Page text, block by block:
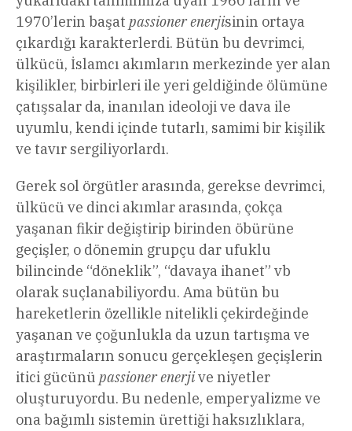
1970’lerin başat passioner enerjisinin ortaya
çıkardığı karakterlerdi. Bütün bu devrimci,
ülkücü, İslamcı akımların merkezinde yer alan
kişilikler, birbirleri ile yeri geldiğinde ölümüne
çatışsalar da, inanılan ideoloji ve dava ile
uyumlu, kendi içinde tutarlı, samimi bir kişilik
ve tavır sergiliyorlardı.
Gerek sol örgütler arasında, gerekse devrimci,
ülkücü ve dinci akımlar arasında, çokça
yaşanan fikir değiştirip birinden öbürüne
geçişler, o dönemin grupçu dar ufuklu
bilincinde “döneklik”, “davaya ihanet” vb
olarak suçlanabiliyordu. Ama bütün bu
hareketlerin özellikle nitelikli çekirdeğinde
yaşanan ve çoğunlukla da uzun tartışma ve
araştırmaların sonucu gerçekleşen geçişlerin
itici gücünü passioner enerjive niyetler
oluşturuyordu. Bu nedenle, emperyalizme ve
ona bağımlı sistemin ürettiği haksızlıklara,